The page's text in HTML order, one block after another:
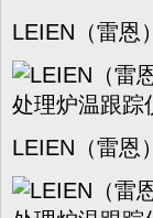
LEIEN（雷恩
LEIEN（雷恩